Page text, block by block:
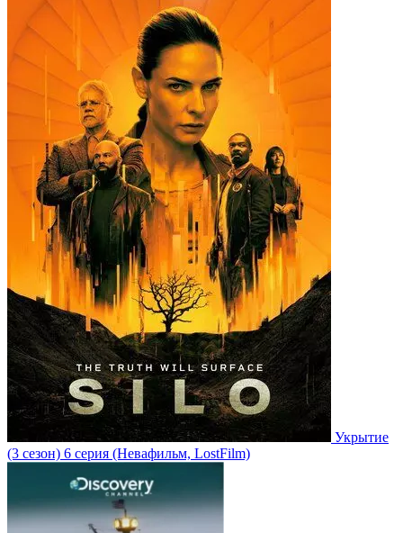
Укрытие
(3 сезон) 6 серия (Невафильм, LostFilm)